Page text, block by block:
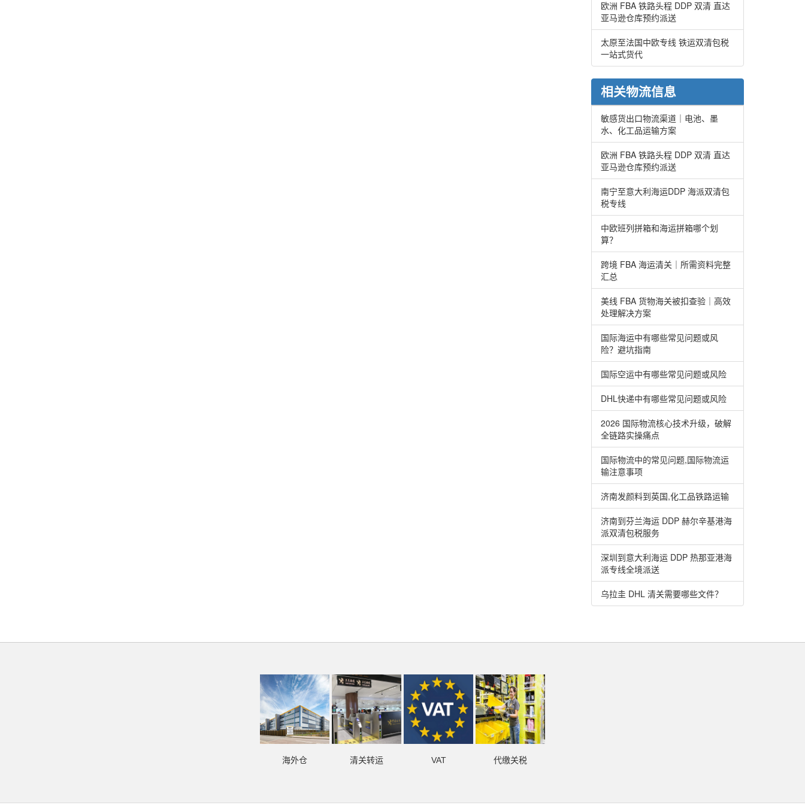
欧洲 FBA 铁路头程 DDP 双清 直达
亚马逊仓库预约派送
太原至法国中欧专线 铁运双清包税
一站式货代
相关物流信息
敏感货出口物流渠道｜电池、墨
水、化工品运输方案
欧洲 FBA 铁路头程 DDP 双清 直达
亚马逊仓库预约派送
南宁至意大利海运DDP 海派双清包
税专线
中欧班列拼箱和海运拼箱哪个划
算？
跨境 FBA 海运清关｜所需资料完整
汇总
美线 FBA 货物海关被扣查验｜高效
处理解决方案
国际海运中有哪些常见问题或风
险？避坑指南
国际空运中有哪些常见问题或风险
DHL快递中有哪些常见问题或风险
2026 国际物流核心技术升级，破解
全链路实操痛点
国际物流中的常见问题,国际物流运
输注意事项
济南发颜料到英国,化工品铁路运输
济南到芬兰海运 DDP 赫尔辛基港海
派双清包税服务
深圳到意大利海运 DDP 热那亚港海
派专线全境派送
乌拉圭 DHL 清关需要哪些文件？
海外仓 清关转运 VAT 代缴关税